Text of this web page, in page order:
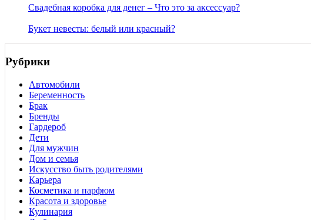
Свадебная коробка для денег – Что это за аксессуар?
Букет невесты: белый или красный?
Рубрики
Автомобили
Беременность
Брак
Бренды
Гардероб
Дети
Для мужчин
Дом и семья
Искусство быть родителями
Карьера
Косметика и парфюм
Красота и здоровье
Кулинария